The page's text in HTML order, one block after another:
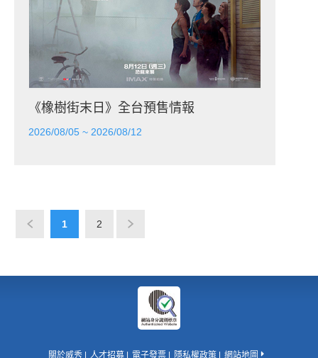
《橡樹街末日》全台預售情報
2026/08/05 ~ 2026/08/12
1 2
關於威秀 人才招募 電子發票 隱私權政策 網站地圖